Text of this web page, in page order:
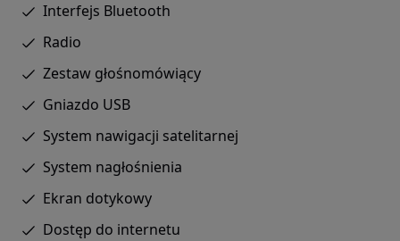
Interfejs Bluetooth
Radio
Zestaw głośnomówiący
Gniazdo USB
System nawigacji satelitarnej
System nagłośnienia
Ekran dotykowy
Dostęp do internetu